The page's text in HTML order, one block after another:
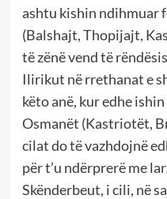
ashtu kishin ndihmuar
(Balshajt, Thopijajt,
të zënë vend të
Ilirikut në rrethanat e
këto anë, kur edhe
Osmanët (Kastriotët,
cilat do të vazhdojnë
për t’u ndërprerë me
Skënderbeut, i cili, në